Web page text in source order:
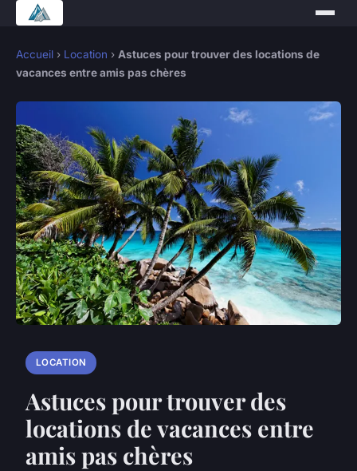
Accueil › Location › Astuces pour trouver des locations de
vacances entre amis pas chères
LOCATION
Astuces pour trouver des
locations de vacances entre
amis pas chères